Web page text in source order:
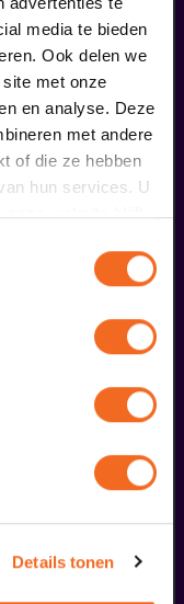
media te bieden
Ook delen we
met onze
en analyse. Deze
met andere
of die ze hebben
hun services. U
onze website blijft
Details tonen